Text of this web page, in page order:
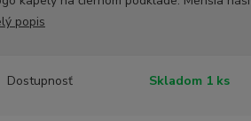
popis
Dostupnosť Skladom 1 ks